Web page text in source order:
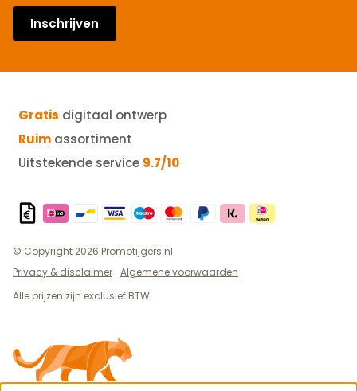
Inschrijven
Gratis digitaal ontwerp
Ruim assortiment
Uitstekende service 9.7/10
© Copyright 2026 Promotijgers.nl
Privacy & disclaimer Algemene voorwaarden
Alle prijzen zijn exclusief BTW